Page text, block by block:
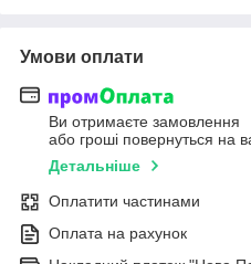
Умови оплати
Ви отримаєте замовлення
або гроші повернуться на
Детальніше
Оплатити частинами
Оплата на рахунок